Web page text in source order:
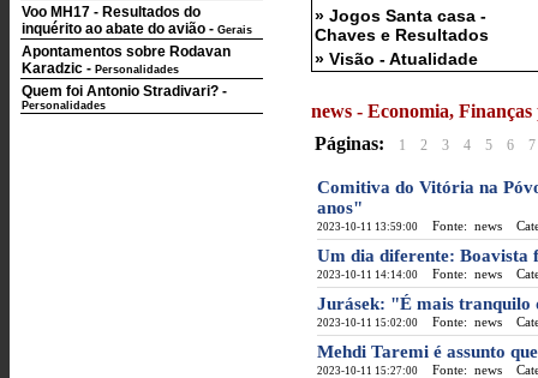
Voo MH17 - Resultados do
inquérito ao abate do avião - Gerais
Apontamentos sobre Rodavan
Karadzic - Personalidades
Quem foi Antonio Stradivari? -
Personalidades
» Jogos Santa casa -
Chaves e Resultados
» Visão - Atualidade
news - Economia, Finanças
Páginas:
1 2 3 4 5 6 7
Comitiva do Vitória na
anos"
2023-10-11 13:59:00 Fonte: news
Um dia diferente:
2023-10-11 14:14:00 Fonte: news
Jurásek: "É mais tranquilo
2023-10-11 15:02:00 Fonte: news
Mehdi Taremi é assunto
2023-10-11 15:27:00 Fonte: news